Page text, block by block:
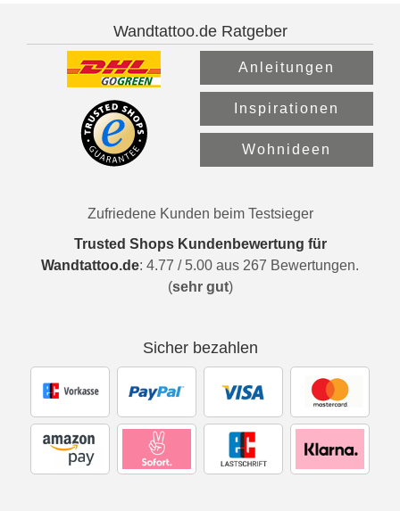
Wandtattoo.de Ratgeber
Anleitungen
Inspirationen
Wohnideen
Zufriedene Kunden beim Testsieger
Trusted Shops Kundenbewertung für
Wandtattoo.de: 4.77 / 5.00 aus 267 Bewertungen.
(sehr gut)
Sicher bezahlen